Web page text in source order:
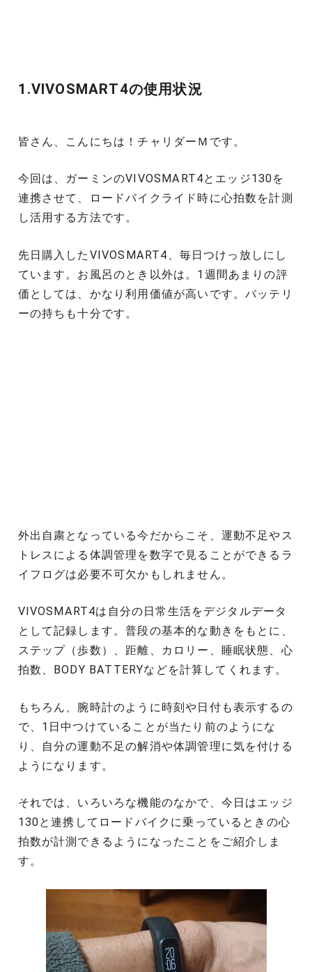
1.VIVOSMART4の使用状況
皆さん、こんにちは！チャリダーＭです。
今回は、ガーミンのVIVOSMART4とエッジ130を
連携させて、ロードバイクライド時に心拍数を計測
し活用する方法です。
先日購入したVIVOSMART4、毎日つけっ放しにし
ています。お風呂のとき以外は。1週間あまりの評
価としては、かなり利用価値が高いです。バッテリ
ーの持ちも十分です。
外出自粛となっている今だからこそ、運動不足やス
トレスによる体調管理を数字で見ることができるラ
イフログは必要不可欠かもしれません。
VIVOSMART4は自分の日常生活をデジタルデータ
として記録します。普段の基本的な動きをもとに、
ステップ（歩数）、距離、カロリー、睡眠状態、心
拍数、BODY BATTERYなどを計算してくれます。
もちろん、腕時計のように時刻や日付も表示するの
で、1日中つけていることが当たり前のようにな
り、自分の運動不足の解消や体調管理に気を付ける
ようになります。
それでは、いろいろな機能のなかで、今日はエッジ
130と連携してロードバイクに乗っているときの心
拍数が計測できるようになったことをご紹介しま
す。